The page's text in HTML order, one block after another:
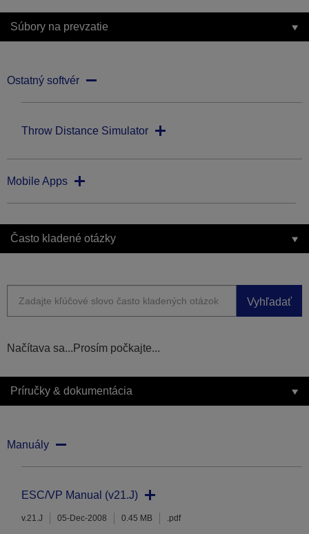
Súbory na prevzatie
Ostatný softvér
Throw Distance Simulator
Mobile Apps
Často kladené otázky
Vyhľadať
Načítava sa...Prosím počkajte...
Príručky & dokumentácia
Manuály
ESC/VP Manual (v21.J)
v.21.J 05-Dec-2008 0.45 MB .pdf